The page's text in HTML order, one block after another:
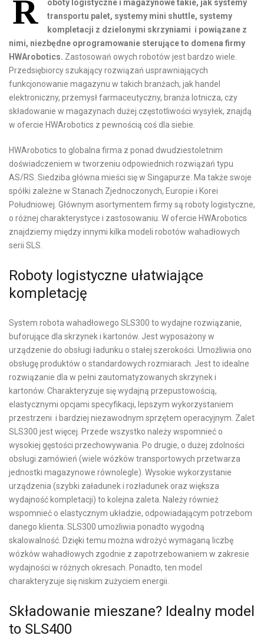
R
oboty logistyczne i magazynowe takie, jak systemy
transportu palet, systemy mini shuttle, systemy
kompletacji z dzielonymi skrzyniami i powiązane z
nimi, niezbędne oprogramowanie sterujące to domena firmy
HWArobotics. Zastosowań owych robotów jest bardzo wiele.
Przedsiębiorcy szukający rozwiązań usprawniających
funkcjonowanie magazynu w takich branżach, jak handel
elektroniczny, przemysł farmaceutyczny, branża lotnicza, czy
składowanie w magazynach dużej częstotliwości wysyłek, znajdą
w ofercie HWArobotics z pewnością coś dla siebie.
HWArobotics to globalna firma z ponad dwudziestoletnim
doświadczeniem w tworzeniu odpowiednich rozwiązań typu
AS/RS. Siedziba główna mieści się w Singapurze. Ma także swoje
spółki zależne w Stanach Zjednoczonych, Europie i Korei
Południowej. Głównym asortymentem firmy są roboty logistyczne,
o różnej charakterystyce i zastosowaniu. W ofercie HWArobotics
znajdziemy między innymi kilka modeli robotów wahadłowych
serii SLS.
Roboty logistyczne ułatwiające
kompletację
System robota wahadłowego SLS300 to wydajne rozwiązanie,
buforujące dla skrzynek i kartonów. Jest wyposażony w
urządzenie do obsługi ładunku o stałej szerokości. Umożliwia ono
obsługę produktów o standardowych rozmiarach. Jest to idealne
rozwiązanie dla w pełni zautomatyzowanych skrzynek i
kartonów. Charakteryzuje się wydajną przepustowością,
elastycznymi opcjami specyfikacji, lepszym wykorzystaniem
przestrzeni i bardziej niezawodnym sprzętem operacyjnym. Zalet
SLS300 jest więcej. Przede wszystko należy wspomnieć o
wysokiej gęstości przechowywania. Po drugie, o dużej zdolności
obsługi zamówień (wiele wózków transportowych przetwarza
jednostki magazynowe równolegle). Wysokie wykorzystanie
urządzenia (szybki załadunek i rozładunek oraz większa
wydajność kompletacji) to kolejna zaleta. Należy również
wspomnieć o elastycznym układzie, odpowiadającym potrzebom
danego klienta. SLS300 umożliwia ponadto wygodną
skalowalność. Dzięki temu można wdrożyć wymaganą liczbę
wózków wahadłowych zgodnie z zapotrzebowaniem w zakresie
wydajności w różnych okresach. Ponadto, ten model
charakteryzuje się niskim zużyciem energii.
Składowanie mieszane? Idealny model
to SLS400